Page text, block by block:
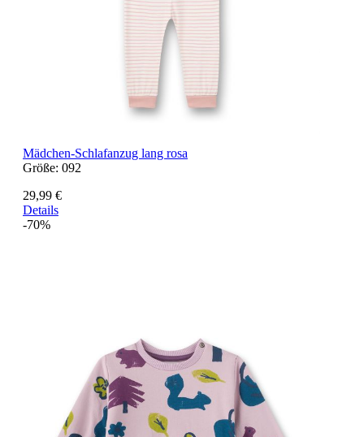
Mädchen-Schlafanzug lang rosa
Größe: 092
29,99 €
Details
-70%